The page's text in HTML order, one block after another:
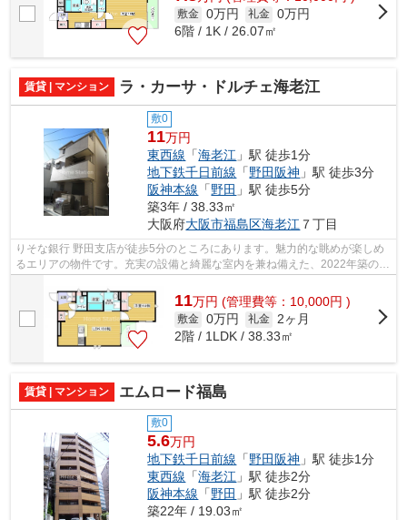
敷金 0万円 礼金 0万円
6階 / 1K / 26.07㎡
賃貸 | マンション ラ・カーサ・ドルチェ海老江
敷0
11万円
東西線 「海老江 」駅 徒歩1分
地下鉄千日前線 「野田阪神 」駅 徒歩3分
阪神本線 「野田 」駅 徒歩5分
築3年 / 38.33㎡
大阪府大阪市福島区海老江 ７丁目
りそな銀行 野田支店が徒歩5分のところにあります。魅力的な眺めが楽しめ
るエリアの物件です。充実の設備と綺麗な室内を兼ね備えた、2022年築の物
件です。通風良好な条件は健康面でも...
11万円 (管理費等：10,000円 )
敷金 0万円 礼金 2ヶ月
2階 / 1LDK / 38.33㎡
賃貸 | マンション エムロード福島
敷0
5.6万円
地下鉄千日前線 「野田阪神 」駅 徒歩1分
東西線 「海老江 」駅 徒歩2分
阪神本線 「野田 」駅 徒歩2分
築22年 / 19.03㎡